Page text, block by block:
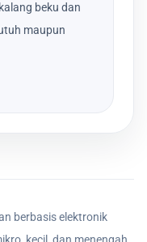
beku dan
maupun
berbasis elektronik